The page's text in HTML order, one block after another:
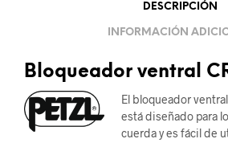
DESCRIPCIÓN
INFORMACIÓN
Bloqueador ventral
El bloqueador
está diseñado para
cuerda y es fácil de